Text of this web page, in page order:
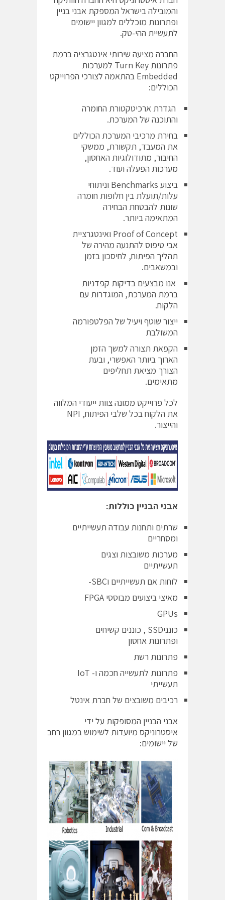
והמובילה בישראל המספקת אבני בניין
ופתרונות מוכללים למגוון יישומים
לתעשיית ההי-טק.
החברה מציעה שירותי אינטגרציה ברמת
פתרונות Turn Key למערכות
Embedded בהתאמה לצורכי הפרוייקט
הכוללים:
הגדרת ארכיטקטורת החומרה
והתוכנה של המערכת.
בחירת מרכיבי המערכת הכוללים
את המעבד, תקשורת, ממשקי
החיבור, מתודולוגיות האחסון,
מערכות הפעלה ועוד.
ביצוע Benchmarks וניתוחי
עלות/תועלת בין חלופות חומרה
שונות להבטחת הבחירה
המתאימה ביותר.
Proof of Concept ואינטגרציית
אבי טיפוס להתנעה מהירה של
תהליך הפיתוח, לחיסכון בזמן
ובמשאבים.
אנו מבצעים בדיקות קפדניות
ברמת המערכת, המוגדרות עם
הלקוח.
ייצור שוטף ויעיל של הפלטפורמה
המשולבת
הקפאת תצורה למשך הזמן
הארוך ביותר האפשרי, ובעת
הצורך מציאת תחליפים
מתאימים.
לכל פרוייקט ממונה צוות ייעודי המלווה
את הלקוח בכל שלבי הפיתוח, NPI
והייצור.
אבני הבניין כוללות:
שרתים ותחנות עבודה תעשייתיים
ומסחריים
מערכות משובצות וצגים
תעשייתיים
לוחות אם תעשייתיים וSBC-
מאיצי ביצועים מבוססי FPGA
GPUs
כונניSSD , כוננים קשיחים
ופתרונות אחסון
פתרונות רשת
פתרונות לתעשייה חכמה ו- IoT
תעשייתי
רכיבים משובצים של חברת אינטל
אבני הבניין המסופקות על ידי
איסטרוניקס מיועדות לשימוש במגוון רחב
של יישומים: